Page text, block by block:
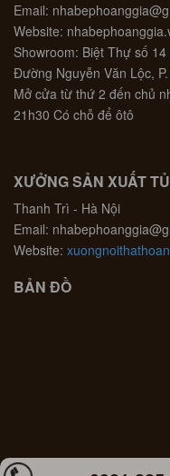
Email:
Website:
Showroom: Biệt Thự số
Đường Nguyễn Văn Lộc,
Mở cửa từ thứ 2 đến chủ
21h30 Có chỗ để ôtô
XƯỞNG SẢN XUẤT
Thanh Trì - Hà Nội
Email:
Website:
BẢN ĐỒ